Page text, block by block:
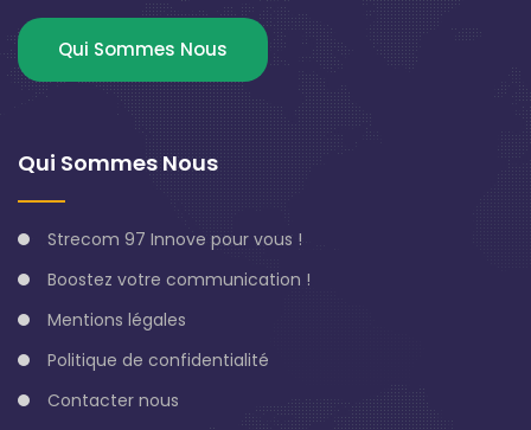
Qui Sommes Nous
Qui Sommes Nous
Strecom 97 Innove pour vous !
Boostez votre communication !
Mentions légales
Politique de confidentialité
Contacter nous